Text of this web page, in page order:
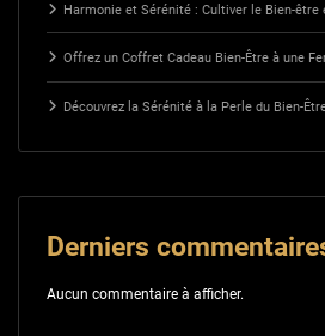
Harmonie et Sérénité : Cultiver le Bien-être
Offrez un Coffret Cadeau Bien-Être à une
Découvrez la Sérénité à la Perle du Bien-
Derniers
Aucun commentaire à afficher.